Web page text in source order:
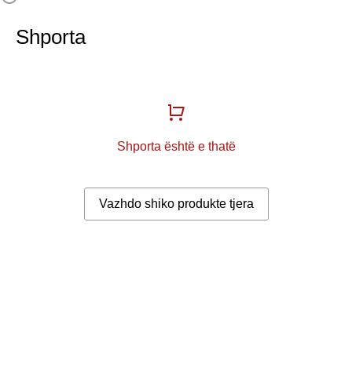
Shporta
Shporta është e thatë
Vazhdo shiko produkte tjera